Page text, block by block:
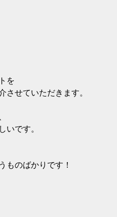
を
させていただきます。
です。
ものばかりです！